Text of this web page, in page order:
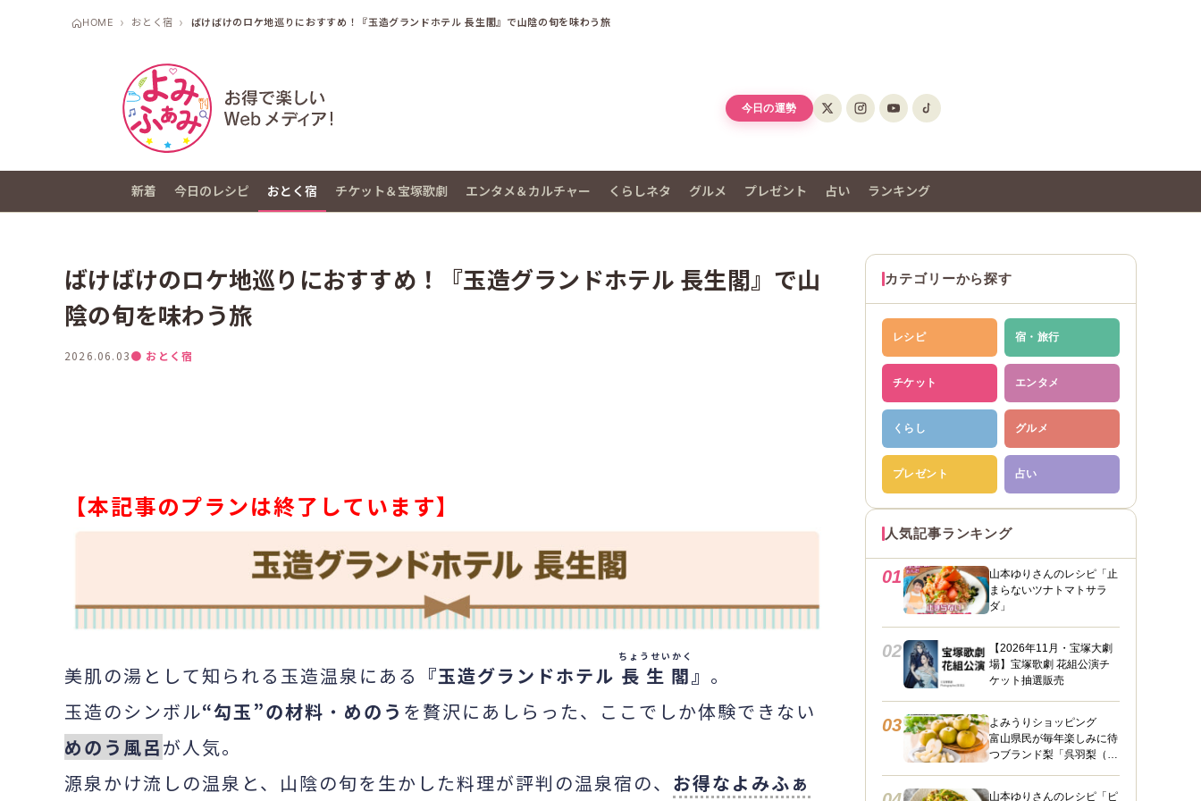
HOME おとく宿 ばけばけのロケ地巡りにおすすめ！『玉造グランドホテル 長生閣』で山陰の旬を味わう旅
今日の運勢
新着 今日のレシピ おとく宿 チケット＆宝塚歌劇 エンタメ＆カルチャー くらしネタ グルメ プレゼント 占い ランキング
ばけばけのロケ地巡りにおすすめ！『玉造グランドホテル 長生閣』で山
陰の旬を味わう旅
2026.06.03● おとく宿
【本記事のプランは終了しています】
美肌の湯として知られる玉造温泉にある 『玉造グランドホテル 長生閣
ちょうせいかく
』 。
玉造のシンボル“勾玉”の材料 ・ めのう を贅沢にあしらった、ここでしか体験できない
めのう風呂が人気。
源泉かけ流しの温泉と、山陰の旬を生かした料理が評判の温泉宿の、 お得なよみふぁ
カテゴリーから探す
レシピ 宿・旅行
チケット エンタメ
くらし グルメ
プレゼント 占い
人気記事ランキング
01
山本ゆりさんのレシピ「止
まらないツナトマトサラ
ダ」
02
【2026年11月・宝塚大劇
場】宝塚歌劇 花組公演チ
ケット抽選販売
03
よみうりショッピング
富山県民が毎年楽しみに待
つブランド梨「呉羽梨（幸
山本ゆりさんのレシピ「ピ